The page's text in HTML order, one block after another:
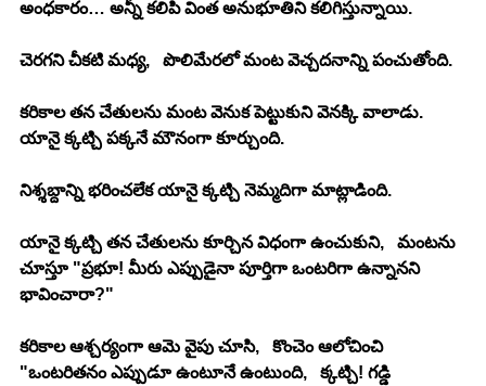
అంధకారం… అన్నీ కలిపి వింత అనుభూతిని కలిగిస్తున్నాయి.
చెరగని చీకటి మధ్య,   పొలిమేరలో మంట వెచ్చదనాన్ని పంచుతోంది.
కరికాల తన చేతులను మంట వెనుక పెట్టుకుని వెనక్కి వాలాడు.
యానై క్కట్చి పక్కనే మౌనంగా కూర్చుంది.
నిశ్శబ్దాన్ని భరించలేక యానై క్కట్చి నెమ్మదిగా మాట్లాడింది.
యానై క్కట్చి తన చేతులను కూర్చిన విధంగా ఉంచుకుని,   మంటను
చూస్తూ "ప్రభూ! మీరు ఎప్పుడైనా పూర్తిగా ఒంటరిగా ఉన్నానని
భావించారా?"
కరికాల ఆశ్చర్యంగా ఆమె వైపు చూసి,   కొంచెం ఆలోచించి
"ఒంటరితనం ఎప్పుడూ ఉంటూనే ఉంటుంది,   క్కట్చి! గడ్డి